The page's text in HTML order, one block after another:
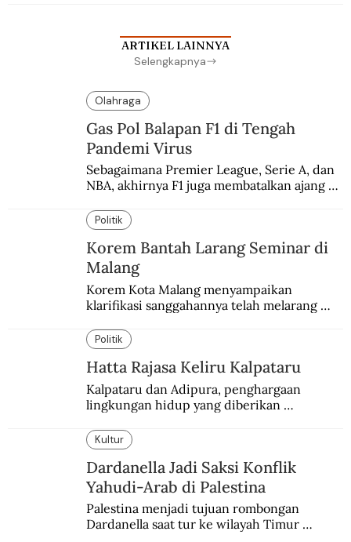
ARTIKEL LAINNYA
Selengkapnya
Olahraga
Gas Pol Balapan F1 di Tengah
Pandemi Virus
Sebagaimana Premier League, Serie A, dan
NBA, akhirnya F1 juga membatalkan ajang
enam dekade lampau.
Politik
Korem Bantah Larang Seminar di
Malang
Korem Kota Malang menyampaikan
klarifikasi sanggahannya telah melarang
Malang.
Politik
Hatta Rajasa Keliru Kalpataru
Kalpataru dan Adipura, penghargaan
lingkungan hidup yang diberikan
yang berbeda.
Kultur
Dardanella Jadi Saksi Konflik
Yahudi-Arab di Palestina
Palestina menjadi tujuan rombongan
Dardanella saat tur ke wilayah Timur